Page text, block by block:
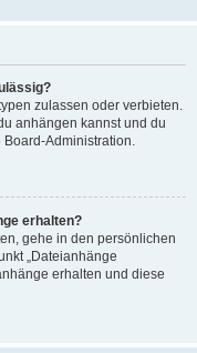
zulassen oder verbieten.
anhängen kannst und du
Board-Administration.
erhalten?
gehe in den persönlichen
„Dateianhänge
erhalten und diese